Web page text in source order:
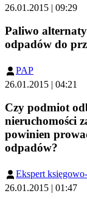
26.01.2015 | 09:29
Paliwo
odpadów do
PAP
26.01.2015 | 04:21
Czy podmiot
nieruchomości
powinien
odpadów?
Ekspert
26.01.2015 | 01:47